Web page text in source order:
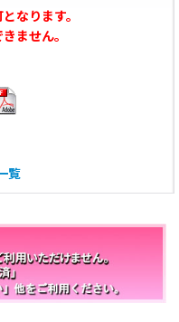
なります。
ません。
覧